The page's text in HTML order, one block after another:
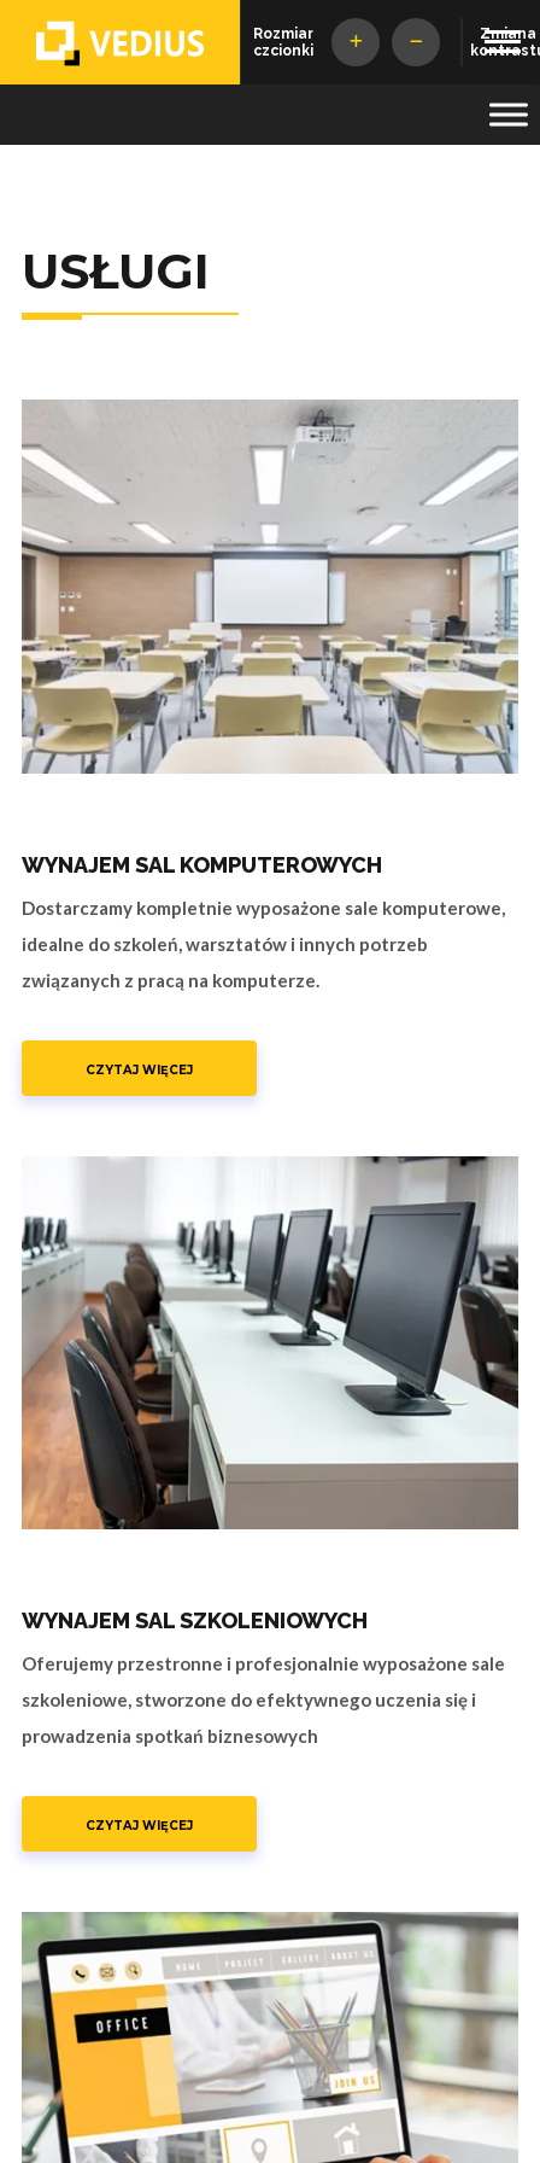
Rozmiar
czcionki
Zmiana
USŁUGI
WYNAJEM SAL KOMPUTEROWYCH
Dostarczamy kompletnie wyposażone sale komputerowe,
idealne do szkoleń, warsztatów i innych potrzeb
związanych z pracą na komputerze.
CZYTAJ WIĘCEJ
WYNAJEM SAL SZKOLENIOWYCH
Oferujemy przestronne i profesjonalnie wyposażone sale
szkoleniowe, stworzone do efektywnego uczenia się i
prowadzenia spotkań biznesowych
CZYTAJ WIĘCEJ